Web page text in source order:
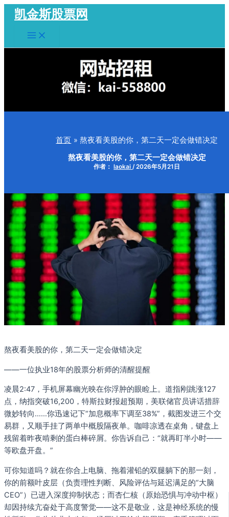
容
凯金斯股票网
Main
Menu
首页 熬夜看美股的你，第二天一定会做错决定
熬夜看美股的你，第二天一定会做错决定
作者： laokai /2026年5月21日
熬夜看美股的你，第二天一定会做错决定
——一位执业18年的股票分析师的清醒提醒
凌晨2:47，手机屏幕幽光映在你浮肿的眼睑上。道指刚跳涨127
点，纳指突破16,200，特斯拉财报超预期，美联储官员讲话措辞
微妙转向……你迅速记下“加息概率下调至38%”，截图发进三个交
易群，又顺手挂了两单中概股隔夜单。咖啡凉透在桌角，键盘上
残留着昨夜啃剩的蛋白棒碎屑。你告诉自己：“就再盯半小时——
等欧盘开盘。”
可你知道吗？就在你合上电脑、拖着灌铅的双腿躺下的那一刻，
你的前额叶皮层（负责理性判断、风险评估与延迟满足的“大脑
CEO”）已进入深度抑制状态；而杏仁核（原始恐惧与冲动中枢）
却因持续亢奋处于高度警觉——这不是敬业，这是神经系统的慢